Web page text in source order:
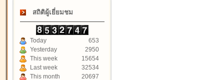
สถิติผู้เยี่ยมชม
Today
653
Yesterday
2950
This week
15654
Last week
32534
This month
20697